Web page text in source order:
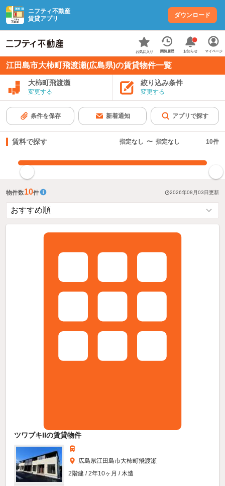
ニフティ不動産
賃貸アプリ
ダウンロード
お気に入り 閲覧履歴 お知らせ マイページ
江田島市大柿町飛渡瀬(広島県)の賃貸物件一覧
大柿町飛渡瀬
変更する
絞り込み条件
変更する
条件を保存 新着通知 アプリで探す
賃料で探す 指定なし 〜 指定なし 10件
物件数10件 2026年08月03日更新
ツワブキIIの賃貸物件
広島県江田島市大柿町飛渡瀬
2階建 / 2年10ヶ月 / 木造